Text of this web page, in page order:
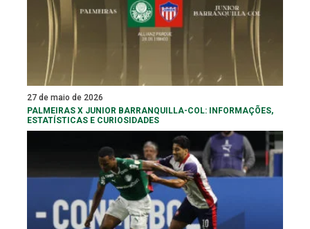
27 de maio de 2026
PALMEIRAS X JUNIOR BARRANQUILLA-COL: INFORMAÇÕES,
ESTATÍSTICAS E CURIOSIDADES